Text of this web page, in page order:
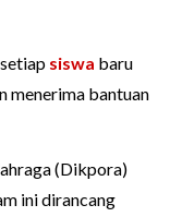
siswa baru
menerima bantuan
(Dikpora)
ini dirancang